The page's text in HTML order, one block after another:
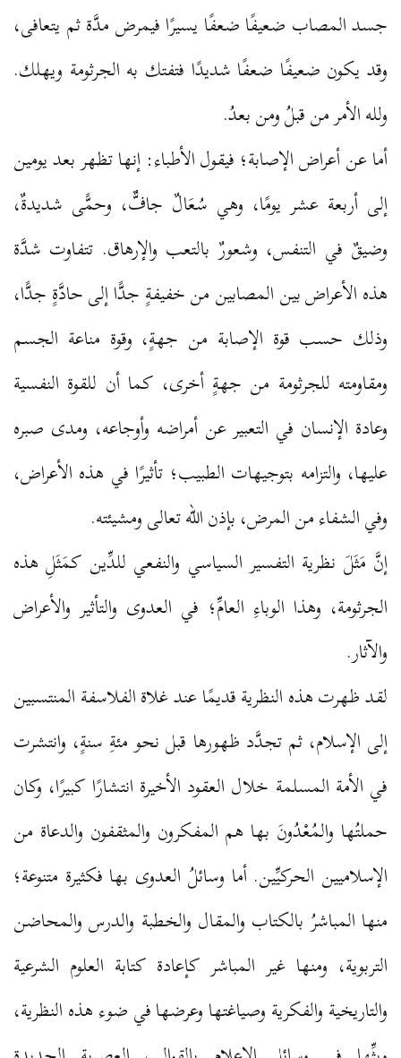
جسد المصاب ضعيفًا ضعفًا يسيرًا فيمرض مدَّة ثم يتعافى،
وقد يكون ضعيفًا ضعفًا شديدًا فتفتك به الجرثومة ويهلك.
ولله الأمر من قبلُ ومن بعدُ.
أما عن أعراض الإصابة؛ فيقول الأطباء: إنها تظهر بعد يومين
إلى أربعة عشر يومًا، وهي سُعَالٌ جافٌّ، وحمًّى شديدةٌ،
وضيقٌ في التنفس، وشعورٌ بالتعب والإرهاق. تتفاوت شدَّة
هذه الأعراض بين المصابين من خفيفةٍ جدًّا إلى حادَّةٍ جدًّا،
وذلك حسب قوة الإصابة من جهةٍ، وقوة مناعة الجسم
ومقاومته للجرثومة من جهةٍ أخرى، كما أن للقوة النفسية
وعادة الإنسان في التعبير عن أمراضه وأوجاعه، ومدى صبره
عليها، والتزامه بتوجيهات الطبيب؛ تأثيرًا في هذه الأعراض،
وفي الشفاء من المرض، بإذن الله تعالى ومشيئته.
إنَّ مَثَلَ نظرية التفسير السياسي والنفعي للدِّين كمَثَلِ هذه
الجرثومة، وهذا الوباءِ العامِّ؛ في العدوى والتأثير والأعراض
والآثار.
لقد ظهرت هذه النظرية قديمًا عند غلاة الفلاسفة المنتسبين
إلى الإسلام، ثم تجدَّد ظهورها قبل نحو مئةِ سنةٍ، وانتشرت
في الأمة المسلمة خلال العقود الأخيرة انتشارًا كبيرًا، وكان
حملتُها والمُعْدُونَ بها هم المفكرون والمثقفون والدعاة من
الإسلاميين الحركيِّين. أما وسائلُ العدوى بها فكثيرة متنوعة؛
منها المباشرُ بالكتاب والمقال والخطبة والدرس والمحاضن
التربوية، ومنها غير المباشر كإعادة كتابة العلوم الشرعية
والتاريخية والفكرية وصياغتها وعرضها في ضوء هذه النظرية،